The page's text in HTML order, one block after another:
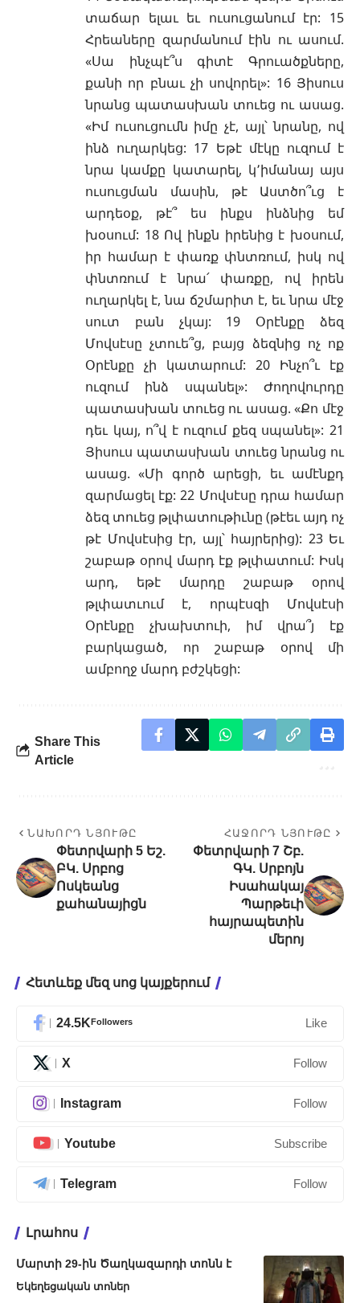
տաճար ելաւ եւ ուսուցանում էր: 15
Հրեաները զարմանում էին ու ասում.
«Սա ինչպէ՞ս գիտէ Գրուածքները,
քանի որ բնաւ չի սովորել»: 16 Յիսուս
նրանց պատասխան տուեց ու ասաց.
«Իմ ուսուցումն իմը չէ, այլ՝ նրանը, ով
ինձ ուղարկեց: 17 Եթէ մէկը ուզում է
նրա կամքը կատարել, կ՚իմանայ այս
ուսուցման մասին, թէ Աստծո՞ւց է
արդեօք, թէ՞ ես ինքս ինձնից եմ
խօսում: 18 Ով ինքն իրենից է խօսում,
իր համար է փառք փնտռում, իսկ ով
փնտռում է նրա՛ փառքը, ով իրեն
ուղարկել է, նա ճշմարիտ է, եւ նրա մէջ
սուտ բան չկայ: 19 Օրէնքը ձեզ
Մովսէսը չտուե՞ց, բայց ձեզնից ոչ ոք
Օրէնքը չի կատարում: 20 Ինչո՞ւ էք
ուզում ինձ սպանել»: Ժողովուրդը
պատասխան տուեց ու ասաց. «Քո մէջ
դեւ կայ, ո՞վ է ուզում քեզ սպանել»: 21
Յիսուս պատասխան տուեց նրանց ու
ասաց. «Մի գործ արեցի, եւ ամէնքդ
զարմացել էք: 22 Մովսէսը դրա համար
ձեզ տուեց թլփատութիւնը (թէեւ այդ ոչ
թէ Մովսէսից էր, այլ՝ հայրերից): 23 Եւ
շաբաթ օրով մարդ էք թլփատում: Իսկ
արդ, եթէ մարդը շաբաթ օրով
թլփատւում է, որպէսզի Մովսէսի
Օրէնքը չխախտուի, իմ վրա՞յ էք
բարկացած, որ շաբաթ օրով մի
ամբողջ մարդ բժշկեցի:
Share This
Article
ՆԱԽՈՐԴ ՆՅՈՒԹԸ
Փետրվարի 5 Եշ.
ԲԿ. Սրբոց
Ոսկեանց
քահանայիցն
ՀԱՋՈՐԴ ՆՅՈՒԹԸ
Փետրվարի 7 Շբ.
ԳԿ. Սրբոյն
Իսահակայ
Պարթեւի
հայրապետին
մերոյ
Հետևեք մեզ սոց կայքերում
24.5KFollowers Like
X Follow
Instagram Follow
Youtube Subscribe
Telegram Follow
Լրահոս
Մարտի 29-ին Ծաղկազարդի տոնն է
Եկեղեցական տոներ